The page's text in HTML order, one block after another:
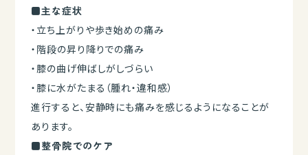
■主な症状
・立ち上がりや歩き始めの痛み
・階段の昇り降りでの痛み
・膝の曲げ伸ばしがしづらい
・膝に水がたまる（腫れ・違和感）
進行すると、安静時にも痛みを感じるようになることが
あります。
■整骨院でのケア